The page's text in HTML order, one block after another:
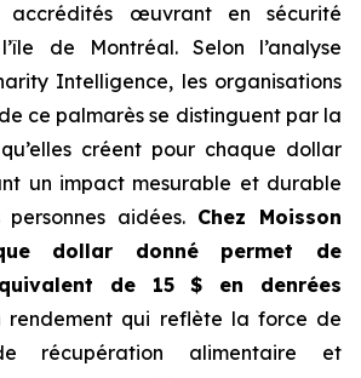
accrédités œuvrant en sécurité
de Montréal. Selon l’analyse
Intelligence, les organisations
ce palmarès se distinguent par la
créent pour chaque dollar
un impact mesurable et durable
aidées. Chez Moisson
dollar donné permet de
de 15 $ en denrées
rendement qui reflète la force de
récupération alimentaire et